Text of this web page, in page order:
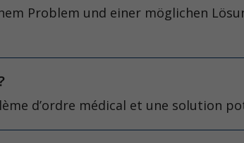
Problem und einer möglichen
d’ordre médical et une solution